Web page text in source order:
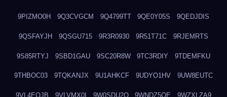
9PIZMO0H 9Q3CVGCM 9Q4799TT 9QE0Y05S 9QEDJDIS
9QSFAYJH 9QSGU715 9R3R0930 9R51T71C 9RJEMRTS
9S85RTYJ 9SBD1GAU 9SC20R8W 9TC3RDIY 9TDEMFKU
9THBOC03 9TQKANJX 9U1AHKCF 9UDYO1HV 9UW8EUTC
9VL4EOJB 9VLVMX0I 9W0SDU2O 9WNDZ5OE 9WZXLZA9